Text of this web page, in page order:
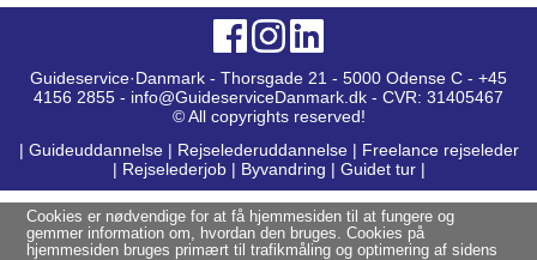
Guideservice·Danmark - Thorsgade 21 - 5000 Odense C - +45
4156 2855 - info@GuideserviceDanmark.dk - CVR: 31405467
© All copyrights reserved!
| Guideuddannelse | Rejselederuddannelse | Freelance rejseleder
| Rejselederjob| Byvandring | Guidet tur|
Cookies er nødvendige for at få hjemmesiden til at fungere og
gemmer information om, hvordan den bruges. Cookies på
hjemmesiden bruges primært til trafikmåling og optimering af sidens